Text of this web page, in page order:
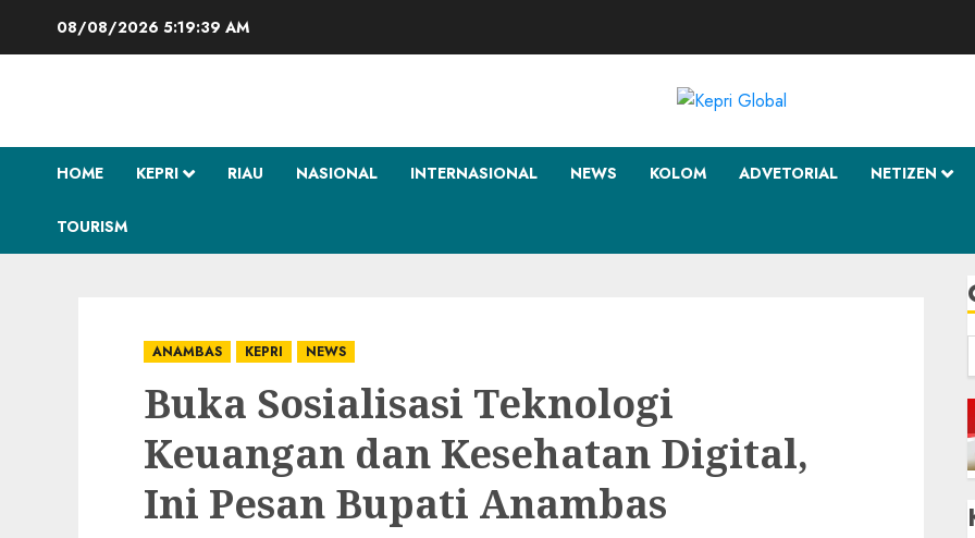
08/08/2026 5:19:40 AM
HOME KEPRI RIAU NASIONAL INTERNASIONAL NEWS KOLOM ADVETORIAL NETIZEN
TOURISM
ANAMBAS KEPRI NEWS
Buka Sosialisasi Teknologi
Keuangan dan Kesehatan Digital,
Ini Pesan Bupati Anambas